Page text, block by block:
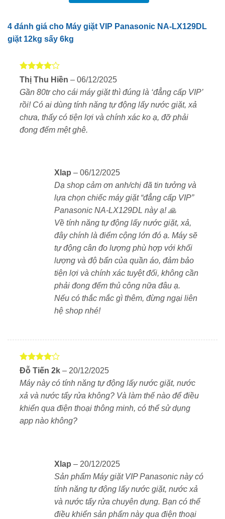
sấy 6kg) với tổng thể màu trắng thanh lịch, phù hợp
với mọi không gian nội thất. Kích thước 639 x 722 x
Model cao cấp này được tích hợp màn hình cảm ứng
cho trải nghiệm sử dụng vượt trội và khác biệt.
Công nghệ giặt bọt đậm đặc (Super
Cleansing Foam)
Panasonic NA-LX129DL áp dụng công nghệ tạo bọt
đậm đặc với hộp tạo bọt riêng biệt. Nước giặt được ép
thành bọt siêu nhỏ, phù hợp cho các chất bẩn sâu
trong sợi vải. Đồng thời kết hợp với vòi phun áp lực
cao giúp cuốn trôi vết bẩn.
người dùng
Thiết kế hiện đại, phù hợp nội thất cao cấp
Panasonic NA-LX129DL sở hữu thiết kế
sang trọngtheo phong cách Nhật Bản. Mặt trước là
cửa máy lớn bằng nhựa trong suốt, viền kim loại chắc
chắn. Màu trắng ngọc trai mang lại cảm giác sạch sẽ,
tinh tế, phù hợp với mọi không gian sống hiện đại.
Kích thước:
Rộng 604 mm × Sâu 722 mm × Cao
1.011 mm
Trọng lượng:Khoảng 82 kg
4 đánh giá cho Máy giặt VIP Panasonic NA-LX129DL
giặt 12kg sấy 6kg
Được
xếp hạng
45 sao
Thị Thu Hiền – 06/12/2025
Gần 80tr cho cái máy giặt thì đúng là ‘đẳng cấp VIP’
rồi! Có ai dùng tính năng tự động lấy nước giặt, xả
chưa, thấy có tiện lợi và chính xác ko ạ, đỡ phải
đong đếm mệt ghê.
Xlap – 06/12/2025
Dạ shop cảm ơn anh/chị đã tin tưởng và
lựa chọn chiếc máy giặt “đẳng cấp VIP”
Panasonic NA-LX129DL này ạ! 🙏
Về tính năng tự động lấy nước giặt, xả,
đây chính là điểm cộng lớn đó ạ. Máy sẽ
tự động cân đo lượng phù hợp với khối
lượng và độ bẩn của quần áo, đảm bảo
tiện lợi và chính xác tuyệt đối, không cần
phải đong đếm thủ công nữa đâu ạ.
Nếu có thắc mắc gì thêm, đừng ngại liên
hệ shop nhé!
Được
45 sao
Đỗ Tiến 2k – 20/12/2025
Máy này có tính năng tự động lấy nước giặt, nước
xả và nước tẩy rửa không? Và làm thế nào để điều
khiển qua điện thoại thông minh, có thể sử dụng
app nào không?
Xlap – 20/12/2025
Sản phẩm Máy giặt VIP Panasonic này có
tính năng tự động lấy nước giặt, nước xả
và nước tẩy rửa chuyên dụng. Bạn có thể
điều khiển sản phẩm này qua điện thoại